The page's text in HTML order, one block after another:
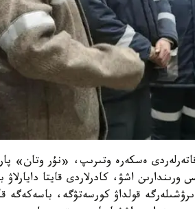
ەسكەرە وتىرىپ، «نۇر وتان»
اشۋ، كادرلاردى قايتا دايارلاۋ
قولداۋ كورسەتۋگە، باسەكەگە